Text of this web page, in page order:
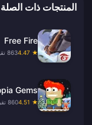
المنتجات ذات الصلة
Free Fire
★ 4.47 863 تقييمات
Gems
★ 4.51 860 تقييمات